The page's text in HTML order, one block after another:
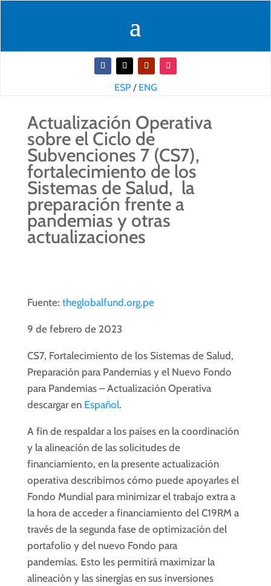
ESP/ ENG
Actualización Operativa
sobre el Ciclo de
Subvenciones 7 (CS7),
fortalecimiento de los
Sistemas de Salud, la
preparación frente a
pandemias y otras
actualizaciones
Fuente: theglobalfund.org.pe
9 de febrero de 2023
CS7, Fortalecimiento de los Sistemas de Salud,
Preparación para Pandemias y el Nuevo Fondo
para Pandemias – Actualización Operativa
descargar en Español.
A fin de respaldar a los países en la coordinación
y la alineación de las solicitudes de
financiamiento, en la presente actualización
operativa describimos cómo puede apoyarles el
Fondo Mundial para minimizar el trabajo extra a
la hora de acceder a financiamiento del C19RM a
través de la segunda fase de optimización del
portafolio y del nuevo Fondo para
pandemias. Esto les permitirá maximizar la
alineación y las sinergias en sus inversiones